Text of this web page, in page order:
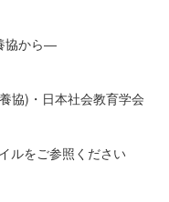
協から―
協)・日本社会教育学会
ルをご参照ください